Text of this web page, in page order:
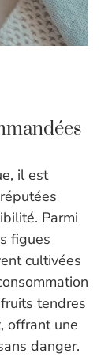
il est
Parmi
figues
cultivées
tendres
offrant une
danger.